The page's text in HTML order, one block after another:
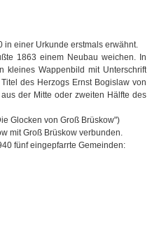
in einer Urkunde erstmals erwähnt.
1863 einem Neubau weichen. In
kleines Wappenbild mit Unterschrift
des Herzogs Ernst Bogislaw von
der Mitte oder zweiten Hälfte des
Glocken von Groß Brüskow")
mit Groß Brüskow verbunden.
fünf eingepfarrte Gemeinden: